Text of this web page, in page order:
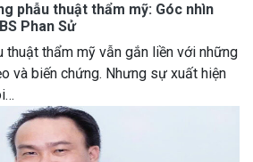
phẫu thuật thẩm mỹ: Góc nhìn
Phan Sử
thuật thẩm mỹ vẫn gắn liền với những
và biến chứng. Nhưng sự xuất hiện